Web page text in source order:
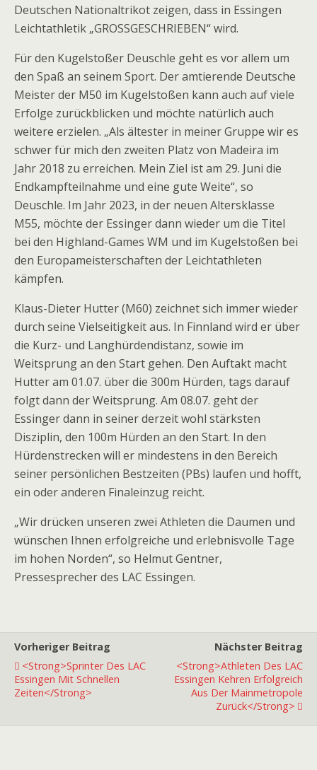
Deutschen Nationaltrikot zeigen, dass in Essingen
Leichtathletik „GROSSGESCHRIEBEN“ wird.
Für den Kugelstoßer Deuschle geht es vor allem um
den Spaß an seinem Sport. Der amtierende Deutsche
Meister der M50 im Kugelstoßen kann auch auf viele
Erfolge zurückblicken und möchte natürlich auch
weitere erzielen. „Als ältester in meiner Gruppe wir es
schwer für mich den zweiten Platz von Madeira im
Jahr 2018 zu erreichen. Mein Ziel ist am 29. Juni die
Endkampfteilnahme und eine gute Weite“, so
Deuschle. Im Jahr 2023, in der neuen Altersklasse
M55, möchte der Essinger dann wieder um die Titel
bei den Highland-Games WM und im Kugelstoßen bei
den Europameisterschaften der Leichtathleten
kämpfen.
Klaus-Dieter Hutter (M60) zeichnet sich immer wieder
durch seine Vielseitigkeit aus. In Finnland wird er über
die Kurz- und Langhürdendistanz, sowie im
Weitsprung an den Start gehen. Den Auftakt macht
Hutter am 01.07. über die 300m Hürden, tags darauf
folgt dann der Weitsprung. Am 08.07. geht der
Essinger dann in seiner derzeit wohl stärksten
Disziplin, den 100m Hürden an den Start. In den
Hürdenstrecken will er mindestens in den Bereich
seiner persönlichen Bestzeiten (PBs) laufen und hofft,
ein oder anderen Finaleinzug reicht.
„Wir drücken unseren zwei Athleten die Daumen und
wünschen Ihnen erfolgreiche und erlebnisvolle Tage
im hohen Norden“, so Helmut Gentner,
Pressesprecher des LAC Essingen.
Vorheriger Beitrag
<strong>Sprinter Des LAC
Essingen Mit Schnellen
Zeiten</strong>
Nächster Beitrag
<strong>Athleten Des LAC
Essingen Kehren Erfolgreich
Aus Der Mainmetropole
Zurück</strong>